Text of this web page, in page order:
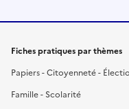
Fiches pratiques par thèmes
Papiers - Citoyenneté -
Famille - Scolarité